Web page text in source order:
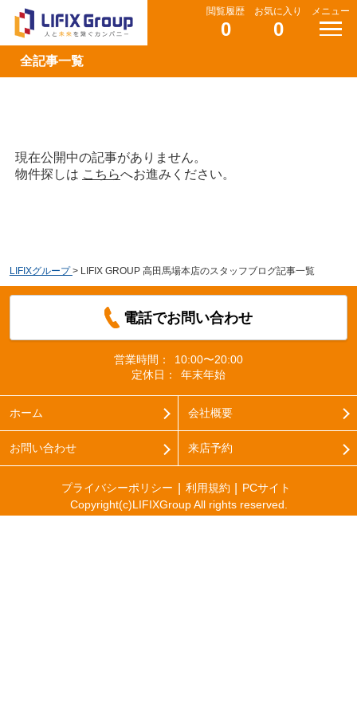
閲覧履歴
0
お気に入り
0
メニュー
全記事一覧
現在公開中の記事がありません。
物件探しは こちらへお進みください。
LIFIXグループ > LIFIX GROUP 高田馬場本店のスタッフブログ記事一覧
電話でお問い合わせ
営業時間：
10:00〜20:00
定休日：
年末年始
ホーム 会社概要
お問い合わせ 来店予約
プライバシーポリシー 利用規約
PCサイト
Copyright(c)LIFIXGroup All rights reserved.